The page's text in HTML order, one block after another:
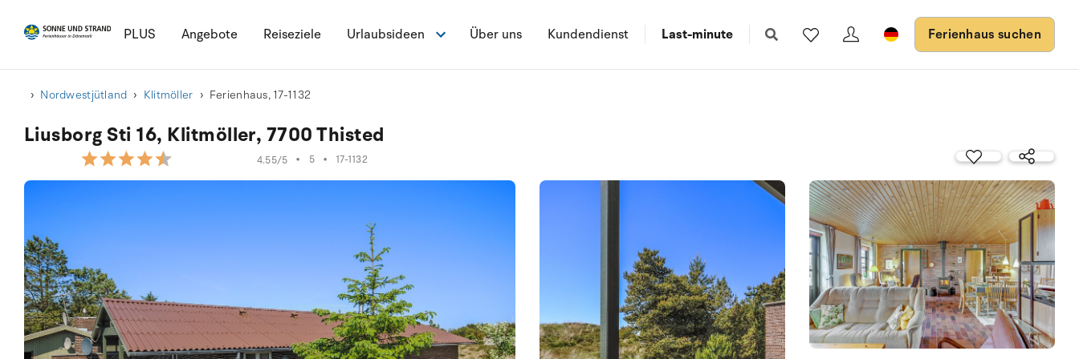
PLUS Angebote Reiseziele Urlaubsideen Über uns Kundendienst Last-minute Ferienhaus suchen
Nordwestjütland Klitmöller Ferienhaus, 17-1132
Liusborg Sti 16, Klitmöller, 7700 Thisted
4.55/5 • 5 • 17-1132